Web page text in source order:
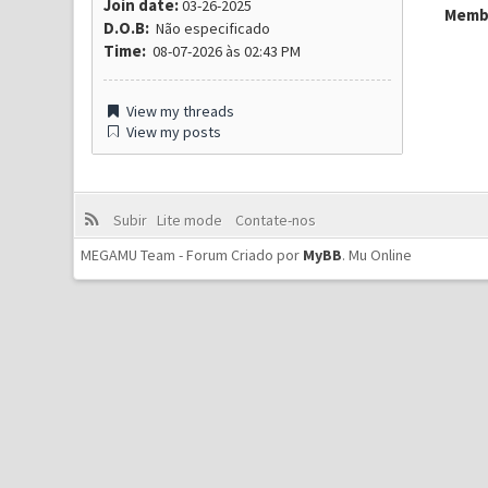
Join date:03-26-2025
D.O.B:Não especificado
Time:08-07-2026 às 02:43 PM
View my threads
View my posts
Subir Lite mode
Contate-nos
MEGAMU Team - Forum Criado por MyBB.Mu Online